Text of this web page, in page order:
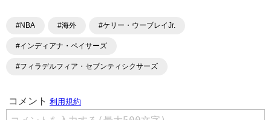
#NBA #海外 #ケリー・ウーブレイJr.
#インディアナ・ペイサーズ
#フィラデルフィア・セブンティシクサーズ